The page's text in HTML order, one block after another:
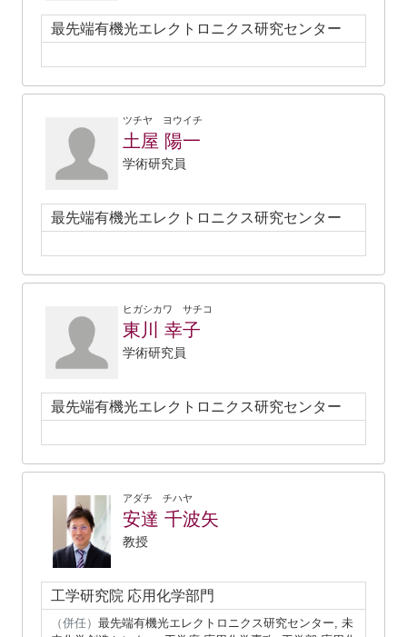
最先端有機光エレクトロニクス研究センター
ツチヤ ヨウイチ
土屋 陽一
学術研究員
最先端有機光エレクトロニクス研究センター
ヒガシカワ サチコ
東川 幸子
学術研究員
最先端有機光エレクトロニクス研究センター
アダチ チハヤ
安達 千波矢
教授
工学研究院 応用化学部門
（併任） 最先端有機光エレクトロニクス研究センター, 未